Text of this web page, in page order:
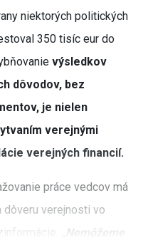
niektorých politických
350 tisíc eur do
výsledkov
dôvodov, bez
je nielen
verejnými
verejných financií.
práce vedcov má
dôveru verejnosti vo
„Nemôžeme